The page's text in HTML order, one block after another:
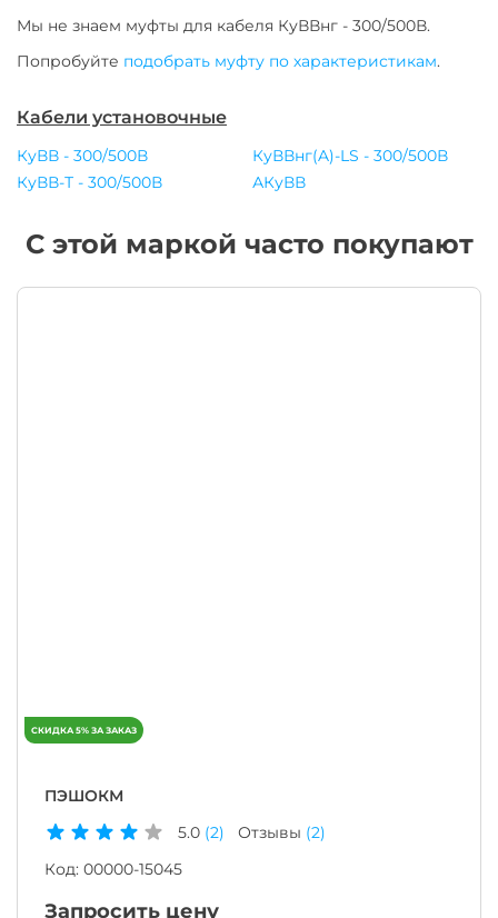
Мы не знаем муфты для кабеля КуВВнг - 300/500В.
Попробуйте подобрать муфту по характеристикам.
Кабели установочные
КуВВ - 300/500В
КуВВнг(A)-LS - 300/500В
КуВВ-Т - 300/500В
АКуВВ
С этой маркой часто покупают
ПЭШОКМ
5.0 (2) Отзывы (2)
Код: 00000-15045
Запросить цену